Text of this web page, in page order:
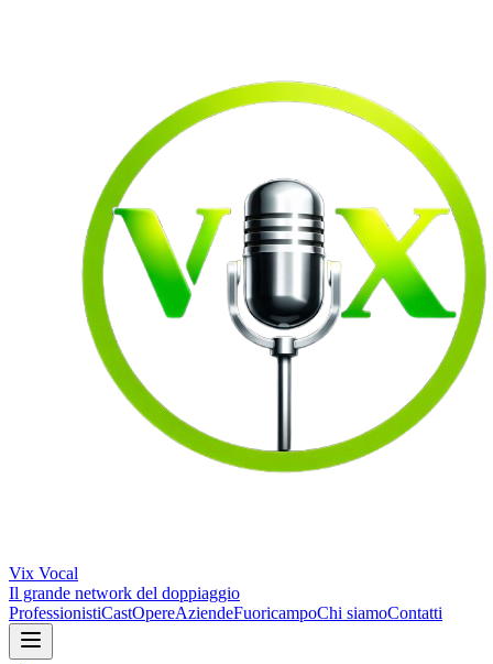
Vix Vocal
Il grande network del doppiaggio
ProfessionistiCastOpereAziendeFuoricampoChi siamoContatti